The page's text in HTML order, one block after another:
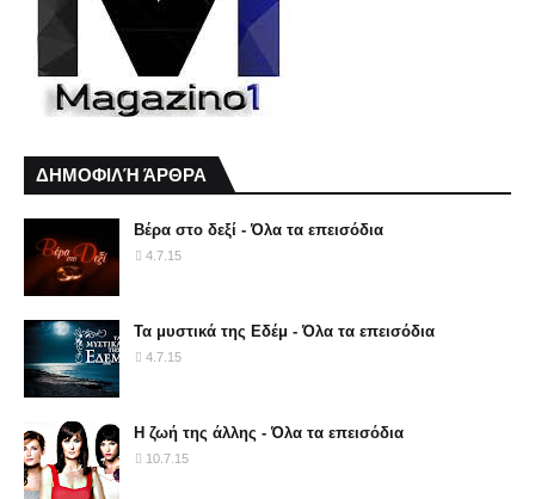
ΔΗΜΟΦΙΛΉ ΆΡΘΡΑ
Βέρα στο δεξί - Όλα τα επεισόδια
4.7.15
Τα μυστικά της Εδέμ - Όλα τα επεισόδια
4.7.15
Η ζωή της άλλης - Όλα τα επεισόδια
10.7.15